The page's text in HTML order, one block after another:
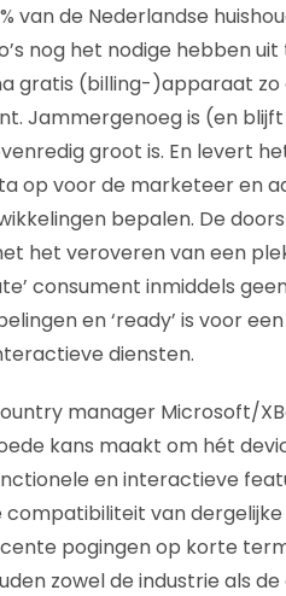
van de Nederlandse
nog het nodige hebben uit
gratis (billing-)apparaat zo
Jammergenoeg is (en
groot is. En levert
op voor de marketeer en
bepalen. De
het veroveren van een
consument inmiddels
en ‘ready’ is voor
diensten.
manager Microsoft/
kans maakt om hét
en interactieve
compatibiliteit van
pogingen op korte
zowel de industrie als